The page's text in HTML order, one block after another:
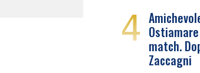
4 match.
Zaccagni